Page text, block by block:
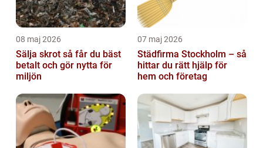
08 maj 2026
Sälja skrot så får du bäst
betalt och gör nytta för
miljön
07 maj 2026
Städfirma Stockholm – så
hittar du rätt hjälp för
hem och företag